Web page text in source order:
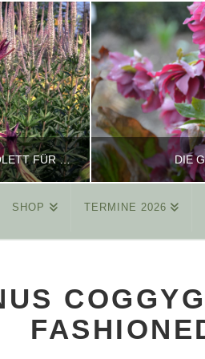
TAGLILIEN NEU ENTDECKT: ROSA & VIOLETT FÜR ROMANTISCHE PFLANZKOMBINATIONEN DIE
SHOP TERMINE 2026